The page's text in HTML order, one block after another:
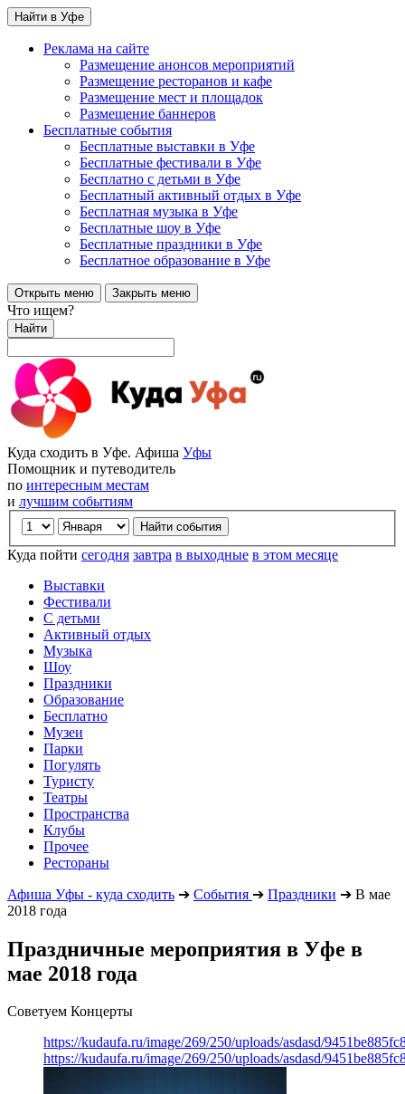
Найти в Уфе
Реклама на сайте
Размещение анонсов мероприятий
Размещение ресторанов и кафе
Размещение мест и площадок
Размещение баннеров
Бесплатные события
Бесплатные выставки в Уфе
Бесплатные фестивали в Уфе
Бесплатно с детьми в Уфе
Бесплатный активный отдых в Уфе
Бесплатная музыка в Уфе
Бесплатные шоу в Уфе
Бесплатные праздники в Уфе
Бесплатное образование в Уфе
Открыть меню Закрыть меню
Что ищем?
Найти
Куда сходить в Уфе. Афиша Уфы
Помощник и путеводитель
по интересным местам
и лучшим событиям
Куда пойти сегодня завтра в выходные в этом месяце
Выставки
Фестивали
С детьми
Активный отдых
Музыка
Шоу
Праздники
Образование
Бесплатно
Музеи
Парки
Погулять
Туристу
Театры
Пространства
Клубы
Прочее
Рестораны
Афиша Уфы - куда сходить ➔ События ➔ Праздники ➔ В мае
2018 года
Праздничные мероприятия в Уфе в
мае 2018 года
Советуем Концерты
https://kudaufa.ru/image/269/250/uploads/asdasd/
https://kudaufa.ru/image/269/250/uploads/asdasd/